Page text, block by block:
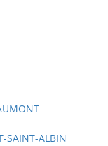
SAINT-ALBIN